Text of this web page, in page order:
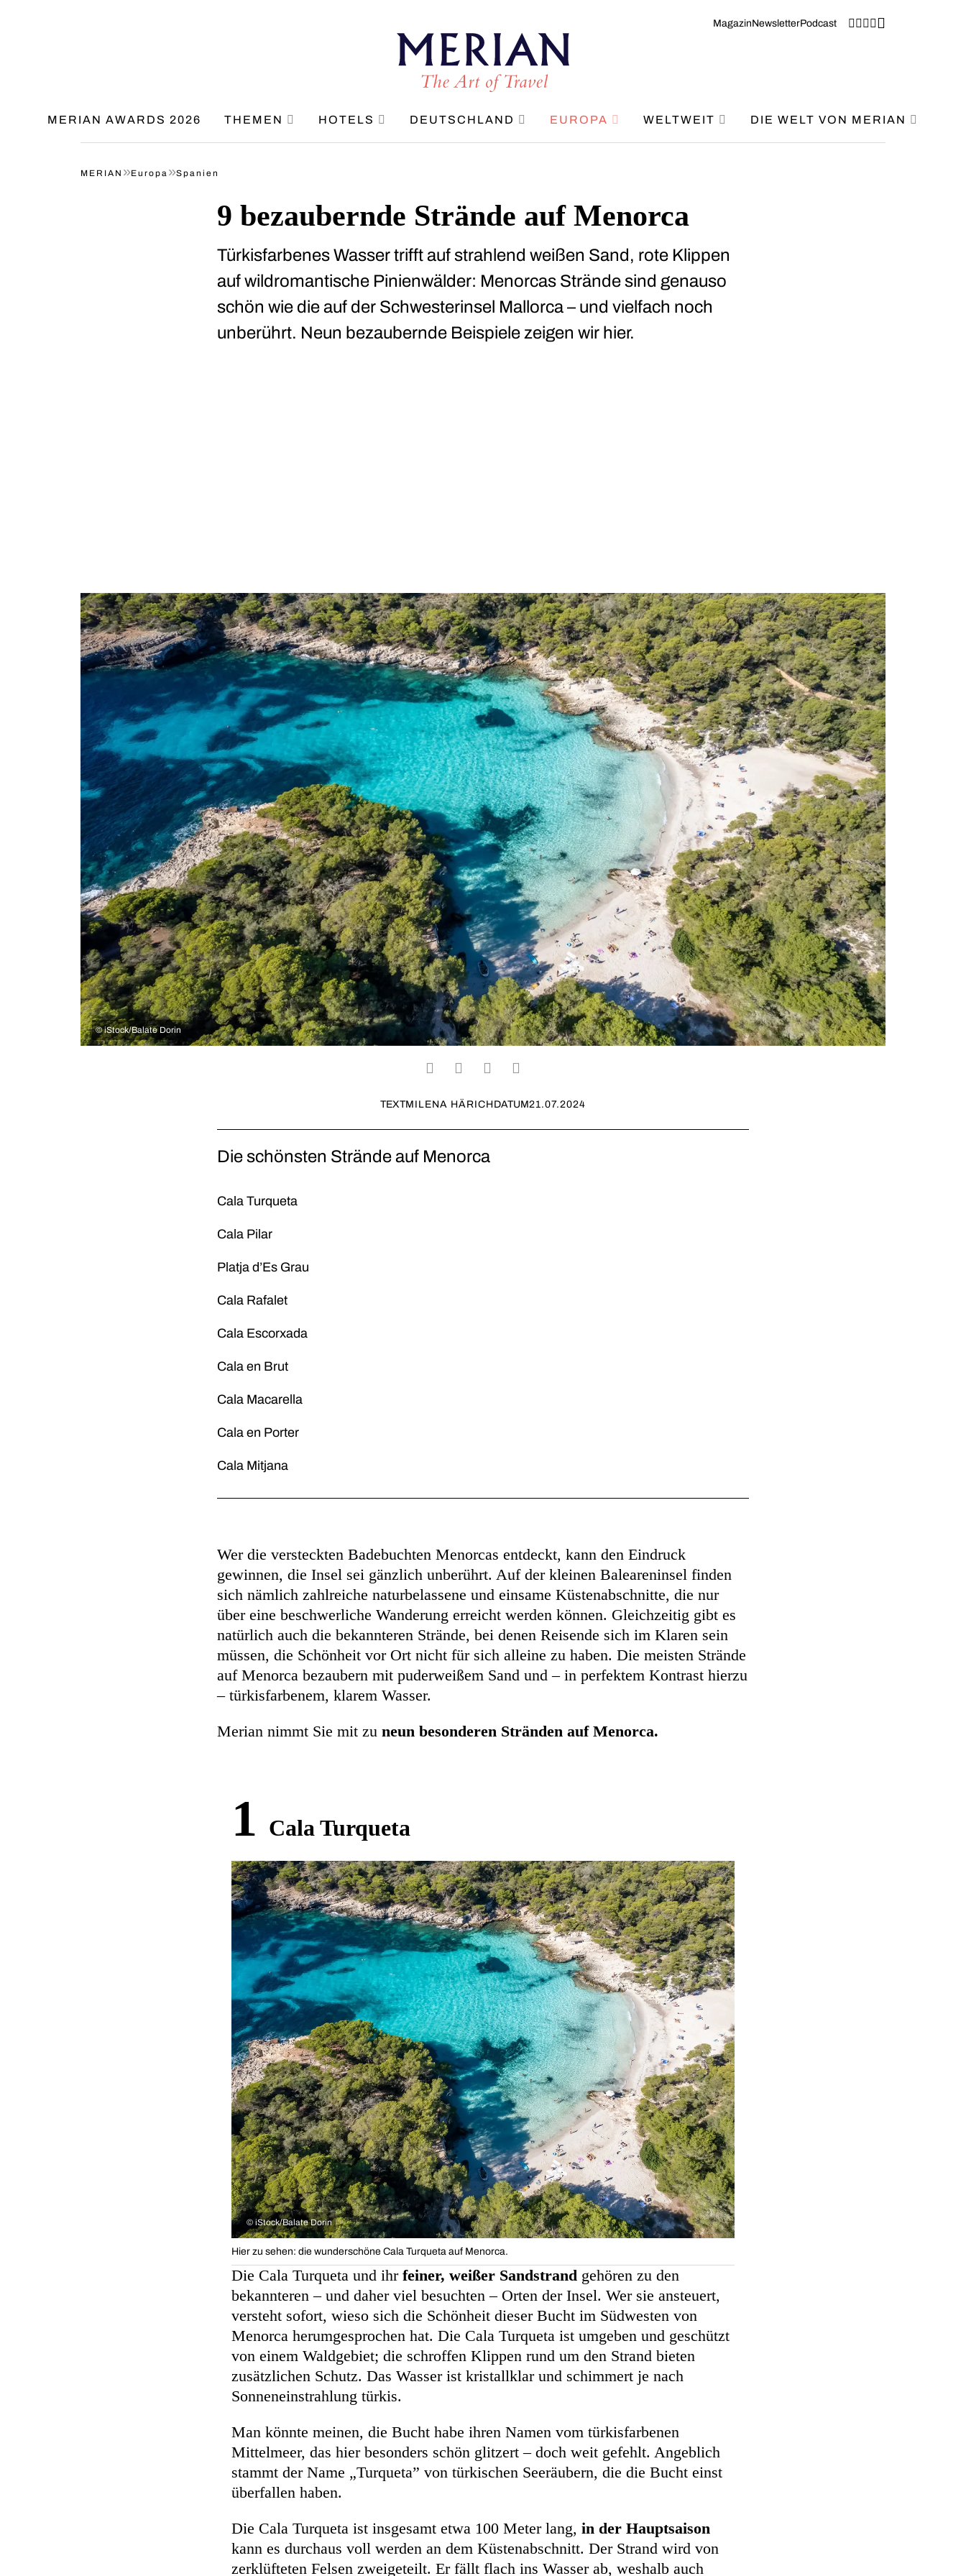
MagazinNewsletterPodcast
MERIAN AWARDS 2026 THEMEN HOTELS DEUTSCHLAND EUROPA WELTWEIT DIE WELT VON MERIAN
MERIAN »Europa »Spanien
9 bezaubernde Strände auf Menorca
Türkisfarbenes Wasser trifft auf strahlend weißen Sand, rote Klippen
auf wildromantische Pinienwälder: Menorcas Strände sind genauso
schön wie die auf der Schwesterinsel Mallorca – und vielfach noch
unberührt. Neun bezaubernde Beispiele zeigen wir hier.
© iStock/Balate Dorin
TEXTMILENA HÄRICH DATUM21.07.2024
Die schönsten Strände auf Menorca
Cala Turqueta
Cala Pilar
Platja d’Es Grau
Cala Rafalet
Cala Escorxada
Cala en Brut
Cala Macarella
Cala en Porter
Cala Mitjana
Wer die versteckten Badebuchten Menorcas entdeckt, kann den Eindruck
gewinnen, die Insel sei gänzlich unberührt. Auf der kleinen Baleareninsel finden
sich nämlich zahlreiche naturbelassene und einsame Küstenabschnitte, die nur
über eine beschwerliche Wanderung erreicht werden können. Gleichzeitig gibt es
natürlich auch die bekannteren Strände, bei denen Reisende sich im Klaren sein
müssen, die Schönheit vor Ort nicht für sich alleine zu haben. Die meisten Strände
auf Menorca bezaubern mit puderweißem Sand und – in perfektem Kontrast hierzu
– türkisfarbenem, klarem Wasser.
Merian nimmt Sie mit zu neun besonderen Stränden auf Menorca.
1 Cala Turqueta
© iStock/Balate Dorin
Hier zu sehen: die wunderschöne Cala Turqueta auf Menorca.
Die Cala Turqueta und ihr feiner, weißer Sandstrand gehören zu den
bekannteren – und daher viel besuchten – Orten der Insel. Wer sie ansteuert,
versteht sofort, wieso sich die Schönheit dieser Bucht im Südwesten von
Menorca herumgesprochen hat. Die Cala Turqueta ist umgeben und geschützt
von einem Waldgebiet; die schroffen Klippen rund um den Strand bieten
zusätzlichen Schutz. Das Wasser ist kristallklar und schimmert je nach
Sonneneinstrahlung türkis.
Man könnte meinen, die Bucht habe ihren Namen vom türkisfarbenen
Mittelmeer, das hier besonders schön glitzert – doch weit gefehlt. Angeblich
stammt der Name „Turqueta” von türkischen Seeräubern, die die Bucht einst
überfallen haben.
Die Cala Turqueta ist insgesamt etwa 100 Meter lang, in der Hauptsaison
kann es durchaus voll werden an dem Küstenabschnitt. Der Strand wird von
zerklüfteten Felsen zweigeteilt. Er fällt flach ins Wasser ab, weshalb auch